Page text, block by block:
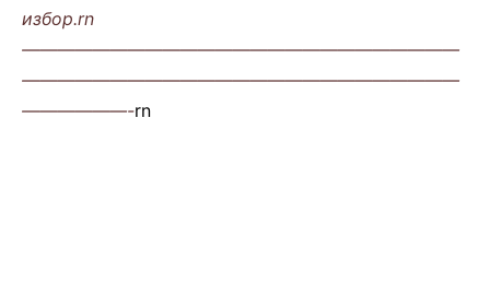
избор.rn
—————————————————————————
—————————————————————————
——————-rn